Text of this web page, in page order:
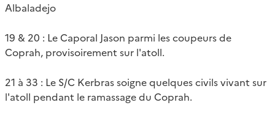
Albaladejo
19 & 20 : Le Caporal Jason parmi les coupeurs de
Coprah, provisoirement sur l'atoll.
21 à 33 : Le S/C Kerbras soigne quelques civils vivant sur
l'atoll pendant le ramassage du Coprah.